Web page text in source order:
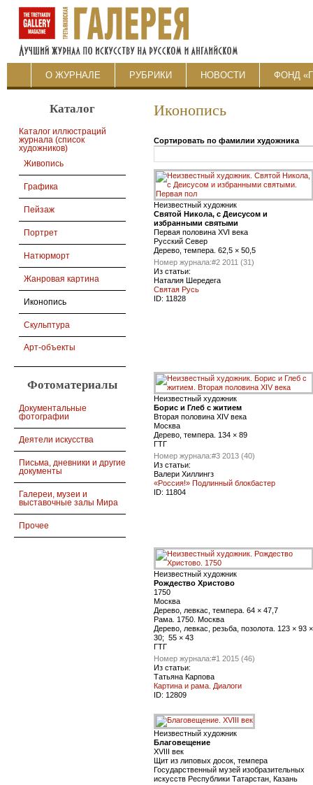
О ЖУРНАЛЕ РУБРИКИ НОВОСТИ ФОНД
Каталог
Каталог иллюстраций
журнала (список
художников)
Живопись
Графика
Пейзаж
Портрет
Натюрморт
Жанровая картина
Иконопись
Скульптура
Арт-объекты
Фотоматериалы
Документальные
фотографии
Деятели искусства
Письма, дневники и другие
документы
Галереи, музеи и
выставочные залы Мира
Прочее
Иконопись
Сортировать по фамилии художника
Неизвестный художник
Святой Никола, с Деисусом и
избранными святыми
Первая половина XVI века
Русский Север
Дерево, темпера. 62,5 × 50,5
Номер журнала:#2 2011 (31)
Из статьи:
Наталия Шередега
Cвятая Русь
ID: 11828
Неизвестный художник
Борис и Глеб с житием
Вторая половина XIV века
Москва
Дерево, темпера. 134 × 89
ГТГ
Номер журнала:#3 2013 (40)
Из статьи:
Валери Хиллингз
«Россия!» Подлинный блокбастер
ID: 11804
Неизвестный художник
Рождество Христово
1750
Москва
Дерево, левкас, темпера. 64 × 47,7
Рама. 1750. Москва
Дерево, левкас, резьба, позолота. 123 × 93 ×
30; 55 × 43
ГТГ
Номер журнала:#1 2015 (46)
Из статьи:
Татьяна Карпова
Картина и рама. Диалоги
ID: 12809
Неизвестный художник
Благовещение
XVIII век
Щит из липовых досок, темпера
Государственный музей изобразительных
искусств Республики Татарстан, Казань